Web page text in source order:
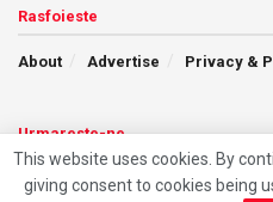
Rasfoieste
About Advertise Privacy &
Urmareste-ne
This website uses cookies. By
giving consent to cookies being